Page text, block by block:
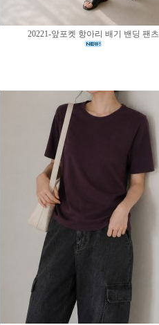
20221-앞포켓 항아리 배기 밴딩 팬츠